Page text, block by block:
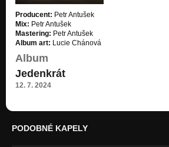
DÁL
Déšť
Podvedená
Lucky Brew
Producent: Petr Antušek
Mix: Petr Antušek
Mastering: Petr Antušek
Album art: Lucie Chánová
Album
Jedenkrát
12. 7. 2024
PODOBNÉ KAPELY